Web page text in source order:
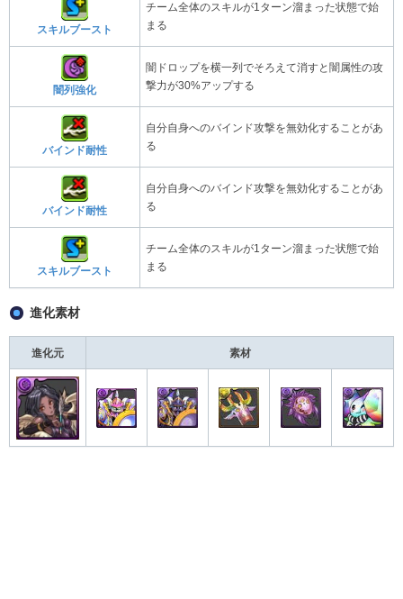
スキルブースト
チーム全体のスキルが1ターン溜まった状態で始
まる
闇列強化
闇ドロップを横一列でそろえて消すと闇属性の攻
撃力が30%アップする
バインド耐性
自分自身へのバインド攻撃を無効化することがあ
る
バインド耐性
自分自身へのバインド攻撃を無効化することがあ
る
スキルブースト
チーム全体のスキルが1ターン溜まった状態で始
まる
進化素材
進化元 素材